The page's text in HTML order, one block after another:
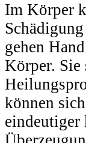
Im Körper
gehen
Körper.
können
eindeutiger